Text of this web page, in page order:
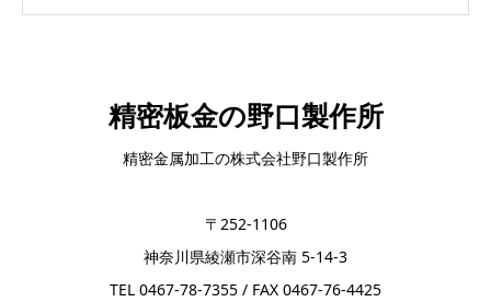
精密板金の野口製作所
精密金属加工の株式会社野口製作所
〒252-1106
神奈川県綾瀬市深谷南 5-14-3
TEL 0467-78-7355 / FAX 0467-76-4425